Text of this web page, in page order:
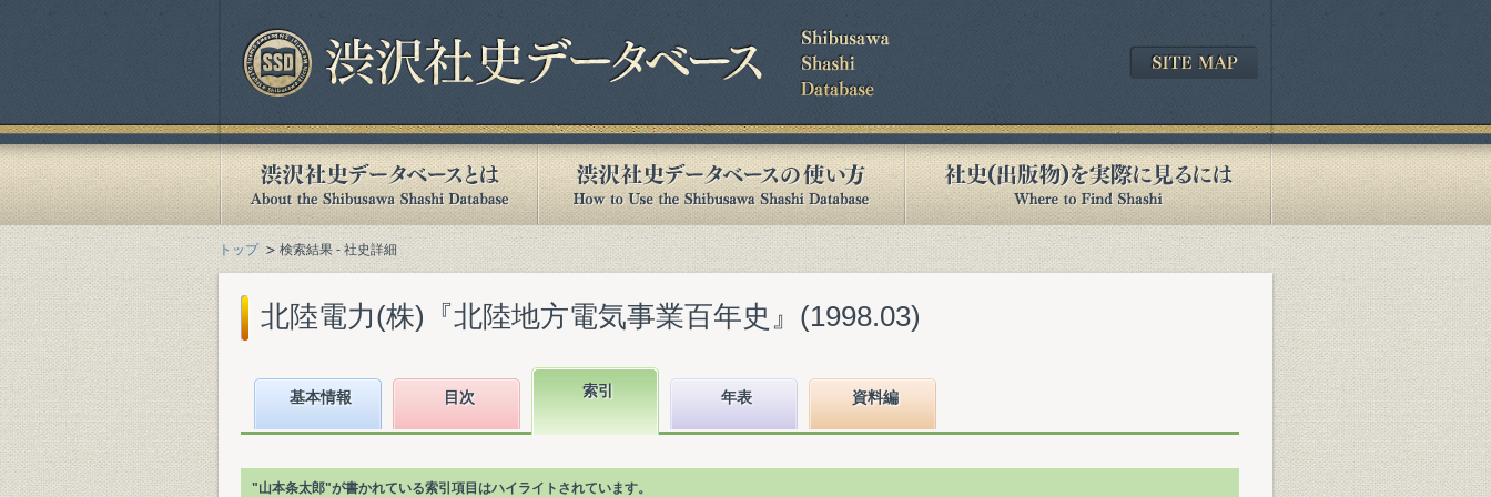
トップ 検索結果 - 社史詳細
北陸電力(株)『北陸地方電気事業百年史』(1998.03)
基本情報 目次 索引 年表 資料編
"山本条太郎"が書かれている索引項目はハイライトされています。